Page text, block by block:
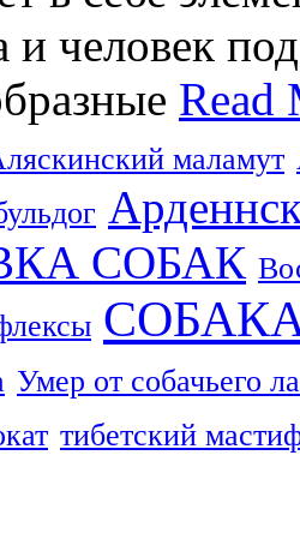
и человек
Read
маламут
СОБАК
Умер от собачьего
тибетский